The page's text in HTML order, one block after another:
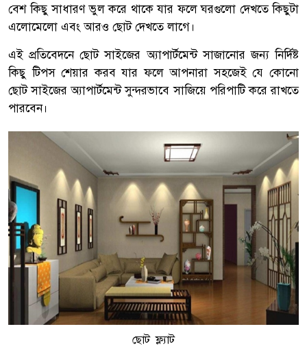
বেশ কিছু সাধারণ ভুল করে থাকে যার ফলে ঘরগুলো দেখতে কিছুটা
এলোমেলো এবং আরও ছোট দেখতে লাগে।
এই প্রতিবেদনে ছোট সাইজের অ্যাপার্টমেন্ট সাজানোর জন্য নির্দিষ্ট
কিছু টিপস শেয়ার করব যার ফলে আপনারা সহজেই যে কোনো
ছোট সাইজের অ্যাপার্টমেন্ট সুন্দরভাবে সাজিয়ে পরিপাটি করে রাখতে
পারবেন।
ছোট ফ্ল্যাট